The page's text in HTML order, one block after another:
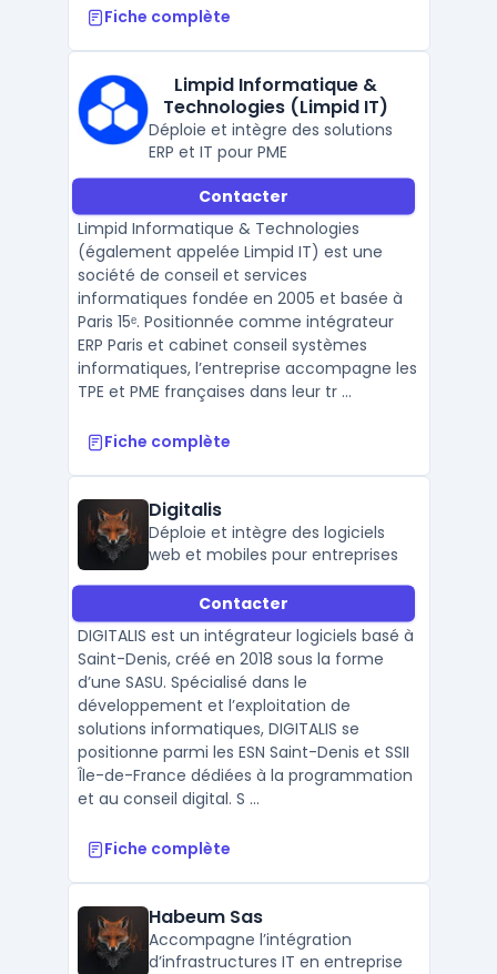
Fiche complète
Limpid Informatique &
Technologies (Limpid IT)
Déploie et intègre des solutions
ERP et IT pour PME
Contacter
Limpid Informatique & Technologies
(également appelée Limpid IT) est une
société de conseil et services
informatiques fondée en 2005 et basée à
Paris 15ᵉ. Positionnée comme intégrateur
ERP Paris et cabinet conseil systèmes
informatiques, l’entreprise accompagne les
TPE et PME françaises dans leur tr ...
Fiche complète
Digitalis
Déploie et intègre des logiciels
web et mobiles pour entreprises
Contacter
DIGITALIS est un intégrateur logiciels basé à
Saint-Denis, créé en 2018 sous la forme
d’une SASU. Spécialisé dans le
développement et l’exploitation de
solutions informatiques, DIGITALIS se
positionne parmi les ESN Saint-Denis et SSII
Île-de-France dédiées à la programmation
et au conseil digital. S ...
Fiche complète
Habeum Sas
Accompagne l’intégration
d’infrastructures IT en entreprise